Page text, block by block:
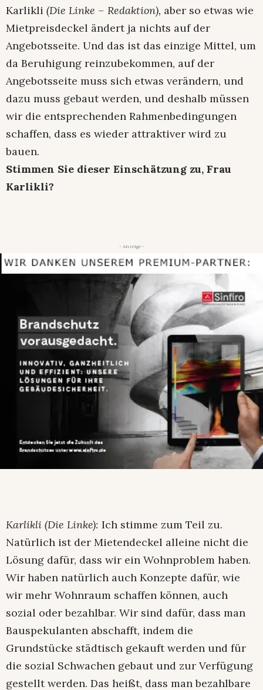
Karlikli (Die Linke – Redaktion), aber so etwas wie
Mietpreisdeckel ändert ja nichts auf der
Angebotsseite. Und das ist das einzige Mittel, um
da Beruhigung reinzubekommen, auf der
Angebotsseite muss sich etwas verändern, und
dazu muss gebaut werden, und deshalb müssen
wir die entsprechenden Rahmenbedingungen
schaffen, dass es wieder attraktiver wird zu
bauen.
Stimmen Sie dieser Einschätzung zu, Frau
Karlikli?
- Anzeige -
Karlikli (Die Linke): Ich stimme zum Teil zu.
Natürlich ist der Mietendeckel alleine nicht die
Lösung dafür, dass wir ein Wohnproblem haben.
Wir haben natürlich auch Konzepte dafür, wie
wir mehr Wohnraum schaffen können, auch
sozial oder bezahlbar. Wir sind dafür, dass man
Bauspekulanten abschafft, indem die
Grundstücke städtisch gekauft werden und für
die sozial Schwachen gebaut und zur Verfügung
gestellt werden. Das heißt, dass man bezahlbare